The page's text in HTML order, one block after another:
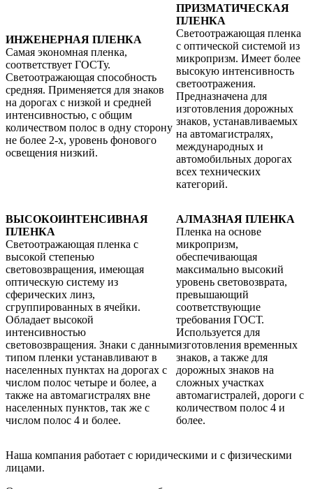
ИНЖЕНЕРНАЯ ПЛЕНКА
Самая экономная пленка,
соответствует ГОСТу.
Светоотражающая способность
средняя. Применяется для знаков
на дорогах с низкой и средней
интенсивностью, с общим
количеством полос в одну сторону
не более 2-х, уровень фонового
освещения низкий.
ПРИЗМАТИЧЕСКАЯ
ПЛЕНКА
Светоотражающая пленка
с оптической системой из
микропризм. Имеет более
высокую интенсивность
светоотражения.
Предназначена для
изготовления дорожных
знаков, устанавливаемых
на автомагистралях,
международных и
автомобильных дорогах
всех технических
категорий.
ВЫСОКОИНТЕНСИВНАЯ
ПЛЕНКА
Светоотражающая пленка с
высокой степенью
световозвращения, имеющая
оптическую систему из
сферических линз,
сгруппированных в ячейки.
Обладает высокой
интенсивностью
световозвращения. Знаки с данным
типом пленки устанавливают в
населенных пунктах на дорогах с
числом полос четыре и более, а
также на автомагистралях вне
населенных пунктов, так же с
числом полос 4 и более.
АЛМАЗНАЯ ПЛЕНКА
Пленка на основе
микропризм,
обеспечивающая
максимально высокий
уровень световозврата,
превышающий
соответствующие
требования ГОСТ.
Используется для
изготовления временных
знаков, а также для
дорожных знаков на
сложных участках
автомагистралей, дороги с
количеством полос 4 и
более.
Наша компания работает с юридическими и с физическими
лицами.